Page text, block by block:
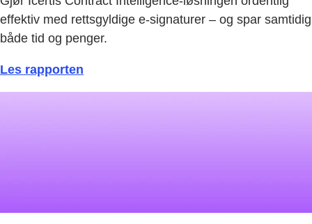
effektiv med rettsgyldige e-signaturer – og spar samtidig
både tid og penger.
Les rapporten